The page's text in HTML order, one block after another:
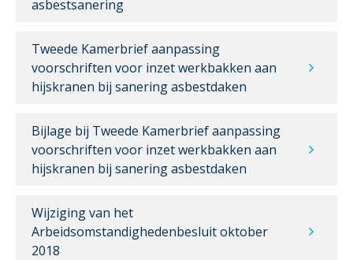
asbestsanering
Tweede Kamerbrief aanpassing
voorschriften voor inzet werkbakken aan
hijskranen bij sanering asbestdaken
Bijlage bij Tweede Kamerbrief aanpassing
voorschriften voor inzet werkbakken aan
hijskranen bij sanering asbestdaken
Wijziging van het
Arbeidsomstandighedenbesluit oktober
2018